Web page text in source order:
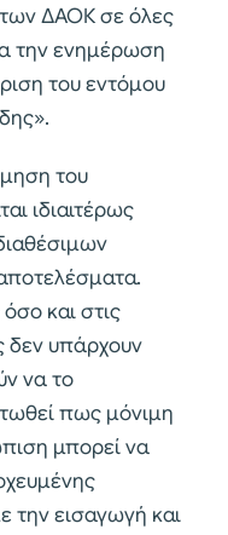
των ΔΑΟΚ σε όλες
την ενημέρωση
του εντόμου
του
ιδιαιτέρως
και στις
δεν υπάρχουν
να το
πως μόνιμη
μπορεί να
την εισαγωγή και